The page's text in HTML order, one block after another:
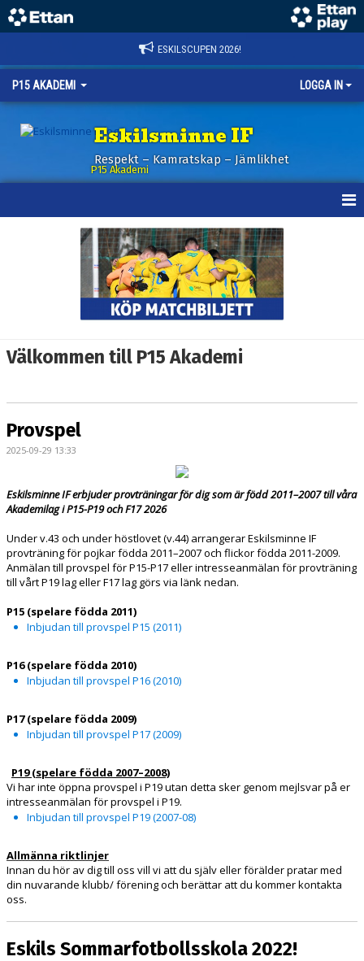
ESKILSCUPEN 2026!
P15 AKADEMI LOGGA IN
Eskilsminne IF
Respekt – Kamratskap – Jämlikhet
P15 Akademi
DOKUMENT
KONTAKT
Välkommen till P15 Akademi
Provspel
2025-09-29 13:33
Eskilsminne IF erbjuder provträningar för dig som är född 2011–2007 till våra
Akademilag i P15-P19 och F17 2026
Under v.43 och under höstlovet (v.44) arrangerar Eskilsminne IF
provträning för pojkar födda 2011–2007 och flickor födda 2011-2009.
Anmälan till provspel för P15-P17 eller intresseanmälan för provträning
till vårt P19 lag eller F17 lag görs via länk nedan.
P15 (spelare födda 2011)
Inbjudan till provspel P15 (2011)
P16 (spelare födda 2010)
Inbjudan till provspel P16 (2010)
P17 (spelare födda 2009)
Inbjudan till provspel P17 (2009)
P19 (spelare födda 2007–2008)
Vi har inte öppna provspel i P19 utan detta sker genom mejlsvar på er
intresseanmälan för provspel i P19.
Inbjudan till provspel P19 (2007-08)
Allmänna riktlinjer
Innan du hör av dig till oss vill vi att du själv eller förälder pratar med
din nuvarande klubb/ förening och berättar att du kommer kontakta
oss.
Eskils Sommarfotbollsskola 2022!